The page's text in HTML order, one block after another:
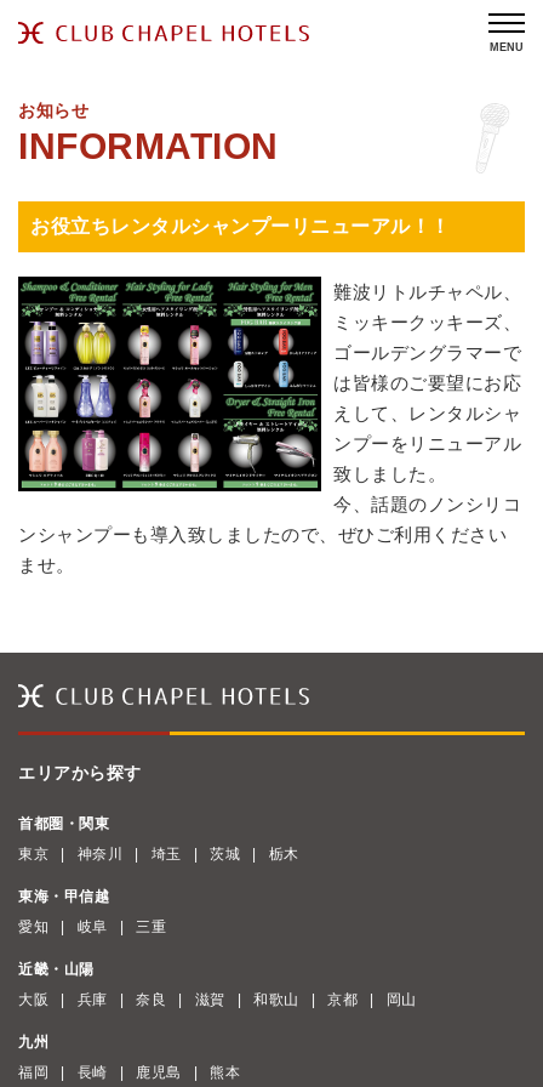
MENU
お知らせ
お役立ちレンタルシャンプーリニューアル！！
難波リトルチャペル、
ミッキークッキーズ、
ゴールデングラマーで
は皆様のご要望にお応
えして、レンタルシャ
ンプーをリニューアル
致しました。
今、話題のノンシリコ
ンシャンプーも導入致しましたので、ぜひご利用ください
ませ。
エリアから探す
首都圏・関東
東京
神奈川 埼玉 茨城 栃木
東海・甲信越
愛知
岐阜 三重
近畿・山陽
大阪
兵庫 奈良 滋賀 和歌山 京都 岡山
九州
福岡
長崎 鹿児島 熊本